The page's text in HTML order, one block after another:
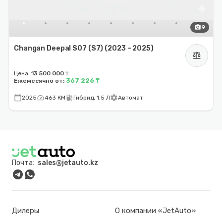
photo_camera9
Changan Deepal S07 (S7) (2023 – 2025)
balance
Цена: 13 500 000 ₸
Ежемесячно от: 367 226 ₸
calendar_today2025speed463 КМ local_gas_stationГибрид, 1.5 ЛsettingsАвтомат
Почта: sales@jetauto.kz
Дилеры О компании «JetAuto»